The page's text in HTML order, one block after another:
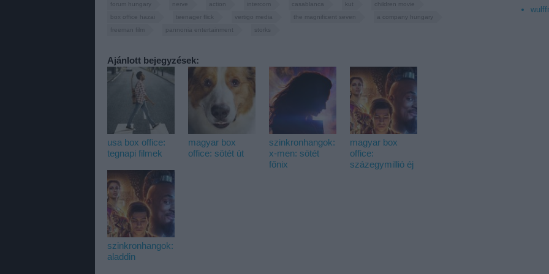
forum hungary
nerve action intercom casablanca kut
children movie
box office hazai
teenager flick vertigo media the magnificent seven
a company hungary
freeman film
pannonia entertainment storks
Ajánlott bejegyzések:
usa box office:
tegnapi filmek
magyar box
office: sötét út
szinkronhangok:
x-men: sötét
főnix
magyar box
office:
százegymillió éj
szinkronhangok:
aladdin